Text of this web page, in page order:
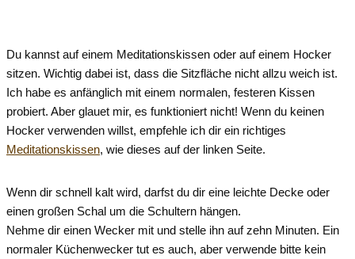
Du kannst auf einem Meditationskissen oder auf einem Hocker
sitzen. Wichtig dabei ist, dass die Sitzfläche nicht allzu weich ist.
Ich habe es anfänglich mit einem normalen, festeren Kissen
probiert. Aber glauet mir, es funktioniert nicht! Wenn du keinen
Hocker verwenden willst, empfehle ich dir ein richtiges
Meditationskissen, wie dieses auf der linken Seite.
Wenn dir schnell kalt wird, darfst du dir eine leichte Decke oder
einen großen Schal um die Schultern hängen.
Nehme dir einen Wecker mit und stelle ihn auf zehn Minuten. Ein
normaler Küchenwecker tut es auch, aber verwende bitte kein